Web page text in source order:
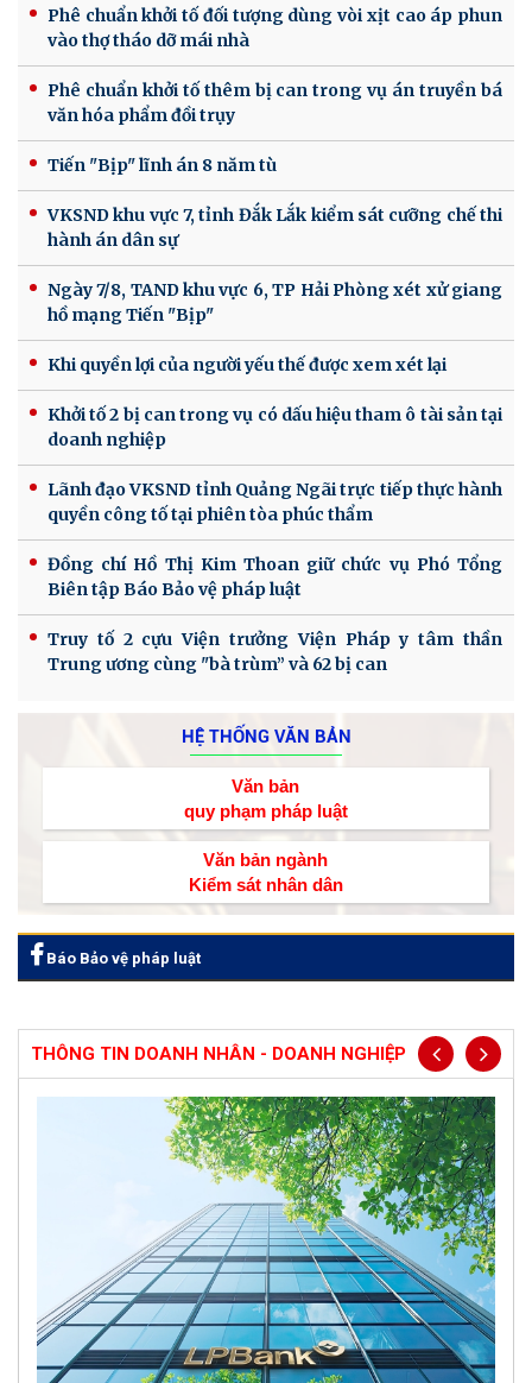
Phê chuẩn khởi tố đối tượng dùng vòi xịt cao áp phun
vào thợ tháo dỡ mái nhà
Phê chuẩn khởi tố thêm bị can trong vụ án truyền bá
văn hóa phẩm đồi trụy
Tiến "Bịp" lĩnh án 8 năm tù
VKSND khu vực 7, tỉnh Đắk Lắk kiểm sát cưỡng chế thi
hành án dân sự
Ngày 7/8, TAND khu vực 6, TP Hải Phòng xét xử giang
hồ mạng Tiến "Bịp"
Khi quyền lợi của người yếu thế được xem xét lại
Khởi tố 2 bị can trong vụ có dấu hiệu tham ô tài sản tại
doanh nghiệp
Lãnh đạo VKSND tỉnh Quảng Ngãi trực tiếp thực hành
quyền công tố tại phiên tòa phúc thẩm
Đồng chí Hồ Thị Kim Thoan giữ chức vụ Phó Tổng
Biên tập Báo Bảo vệ pháp luật
Truy tố 2 cựu Viện trưởng Viện Pháp y tâm thần
Trung ương cùng "bà trùm” và 62 bị can
HỆ THỐNG VĂN BẢN
Văn bản
quy phạm pháp luật
Văn bản ngành
Kiểm sát nhân dân
Báo Bảo vệ pháp luật
THÔNG TIN DOANH NHÂN - DOANH NGHIỆP